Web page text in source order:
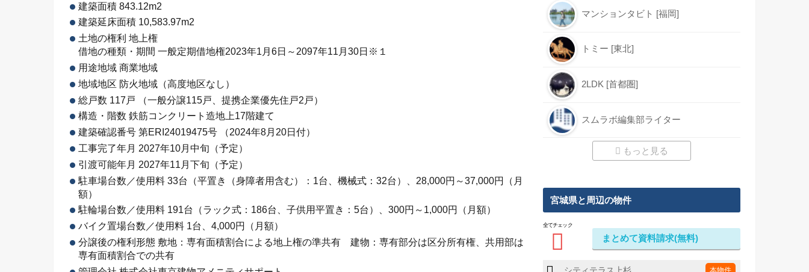
建築面積 843.12m2
建築延床面積 10,583.97m2
土地の権利 地上権
借地の種類・期間 一般定期借地権2023年1月6日～2097年11月30日※１
用途地域 商業地域
地域地区 防火地域（高度地区なし）
総戸数 117戸 （一般分譲115戸、提携企業優先住戸2戸）
構造・階数 鉄筋コンクリート造地上17階建て
建築確認番号 第ERI24019475号 （2024年8月20日付）
工事完了年月 2027年10月中旬（予定）
引渡可能年月 2027年11月下旬（予定）
駐車場台数／使用料 33台（平置き（身障者用含む）：1台、機械式：32台）、28,000円～37,000円（月
額）
駐輪場台数／使用料 191台（ラック式：186台、子供用平置き：5台）、300円～1,000円（月額）
バイク置場台数／使用料 1台、4,000円（月額）
分譲後の権利形態 敷地：専有面積割合による地上権の準共有 建物：専有部分は区分所有権、共用部は
専有面積割合での共有
マンションタビト [福岡]
トミー [東北]
2LDK [首都圏]
スムラボ編集部ライター
もっと見る
宮城県と周辺の物件
全てチェック
まとめて資料請求(無料)